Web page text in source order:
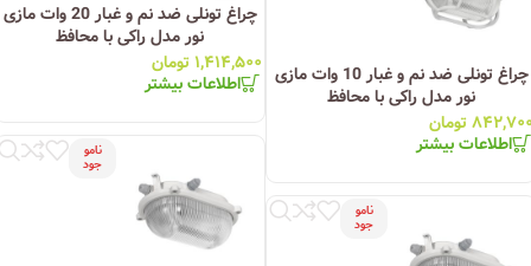
چراغ تونلی ضد نم و غبار 10 وات مازی
نور مدل راکی با محافظ
تومان
اطلاعات بیشتر
چراغ تونلی ضد نم و غبار 20 وات مازی
نور مدل راکی با محافظ
۱,۴۱۴,۵۰۰ تومان
اطلاعات بیشتر
نامو
جود
نامو
جود